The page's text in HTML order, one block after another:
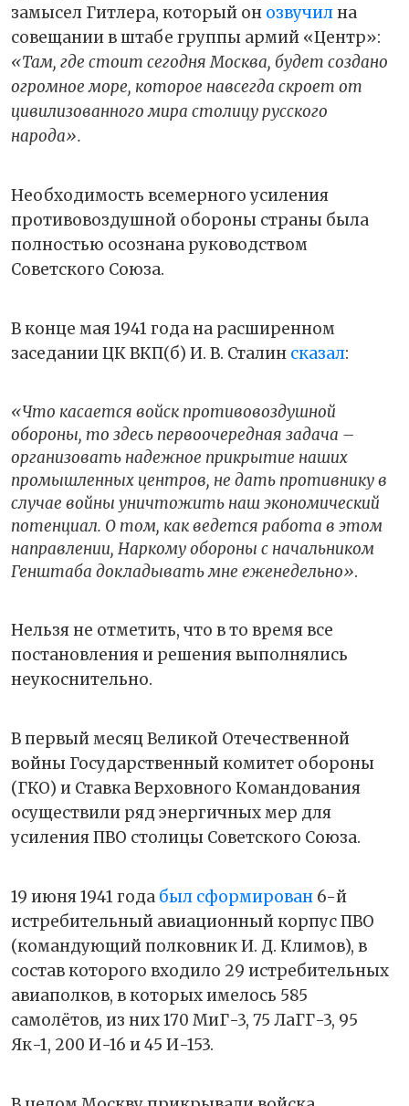
замысел Гитлера, который он озвучилна
совещании в штабе группы армий «Центр»:
«Там, где стоит сегодня Москва, будет создано
огромное море, которое навсегда скроет от
цивилизованного мира столицу русского
народа».
Необходимость всемерного усиления
противовоздушной обороны страны была
полностью осознана руководством
Советского Союза.
В конце мая 1941 года на расширенном
заседании ЦК ВКП(б) И. В. Сталин сказал:
«Что касается войск противовоздушной
обороны, то здесь первоочередная задача –
организовать надежное прикрытие наших
промышленных центров, не дать противнику в
случае войны уничтожить наш экономический
потенциал. О том, как ведется работа в этом
направлении, Наркому обороны с начальником
Генштаба докладывать мне еженедельно».
Нельзя не отметить, что в то время все
постановления и решения выполнялись
неукоснительно.
В первый месяц Великой Отечественной
войны Государственный комитет обороны
(ГКО) и Ставка Верховного Командования
осуществили ряд энергичных мер для
усиления ПВО столицы Советского Союза.
19 июня 1941 года был сформирован 6-й
истребительный авиационный корпус ПВО
(командующий полковник И. Д. Климов), в
состав которого входило 29 истребительных
авиаполков, в которых имелось 585
самолётов, из них 170 МиГ-3, 75 ЛаГГ-3, 95
Як-1, 200 И-16 и 45 И-153.